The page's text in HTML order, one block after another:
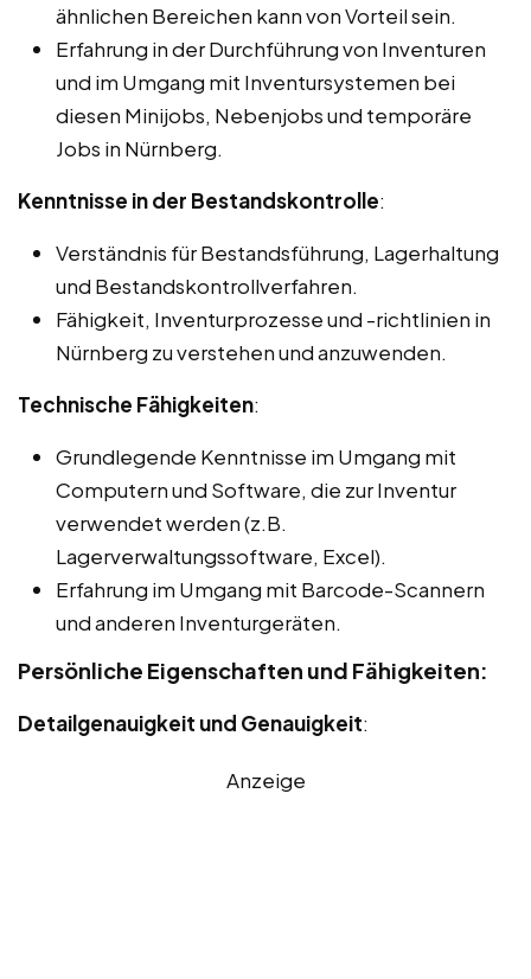
ähnlichen Bereichen kann von Vorteil sein.
Erfahrung in der Durchführung von Inventuren
und im Umgang mit Inventursystemen bei
diesen Minijobs, Nebenjobs und temporäre
Jobs in Nürnberg.
Kenntnisse in der Bestandskontrolle:
Verständnis für Bestandsführung, Lagerhaltung
und Bestandskontrollverfahren.
Fähigkeit, Inventurprozesse und -richtlinien in
Nürnberg zu verstehen und anzuwenden.
Technische Fähigkeiten:
Grundlegende Kenntnisse im Umgang mit
Computern und Software, die zur Inventur
verwendet werden (z.B.
Lagerverwaltungssoftware, Excel).
Erfahrung im Umgang mit Barcode-Scannern
und anderen Inventurgeräten.
Persönliche Eigenschaften und Fähigkeiten:
Detailgenauigkeit und Genauigkeit:
Anzeige